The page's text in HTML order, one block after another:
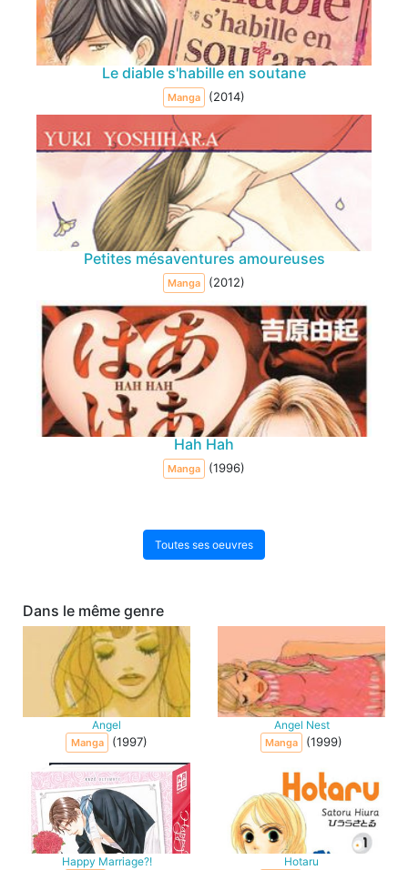
Le diable s'habille en soutane
Manga (2014)
Petites mésaventures amoureuses
Manga (2012)
Hah Hah
Manga (1996)
Toutes ses oeuvres
Dans le même genre
Angel
Manga (1997)
Angel Nest
Manga (1999)
Happy Marriage?! Hotaru